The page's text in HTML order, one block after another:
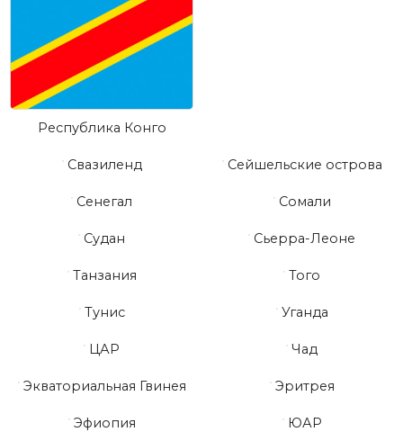
Республика Конго
Свазиленд Сейшельские острова
Сенегал Сомали
Судан Сьерра-Леоне
Танзания Того
Тунис Уганда
ЦАР Чад
Экваториальная Гвинея Эритрея
Эфиопия ЮАР